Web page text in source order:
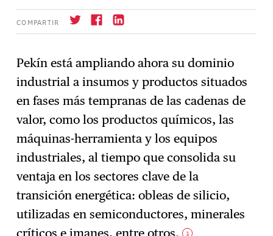
COMPARTIR
→ Suscríbase
Pekín está ampliando ahora su dominio
industrial a insumos y productos situados
en fases más tempranas de las cadenas de
valor, como los productos químicos, las
máquinas-herramienta y los equipos
industriales, al tiempo que consolida su
ventaja en los sectores clave de la
transición energética: obleas de silicio,
utilizadas en semiconductores, minerales
críticos e imanes, entre otros. 1